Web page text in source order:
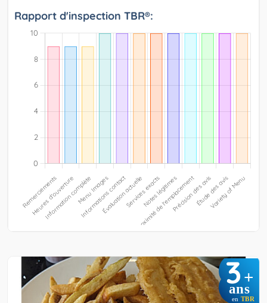
Rapport d'inspection TBR®:
3+
ans
en TBR